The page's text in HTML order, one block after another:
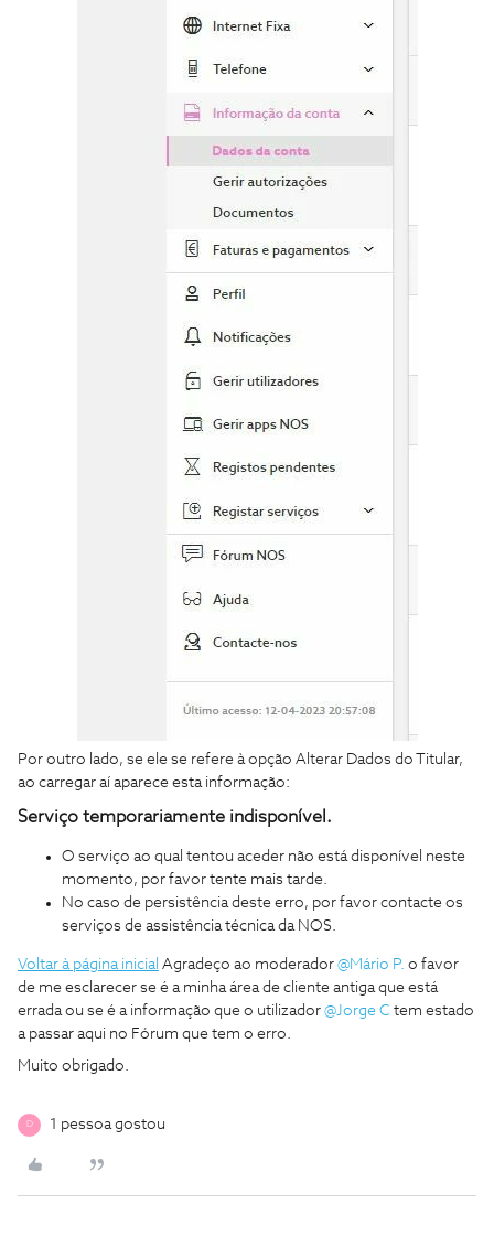
Por outro lado, se ele se refere à opção Alterar Dados do Titular,
ao carregar aí aparece esta informação:
Serviço temporariamente indisponível.
O serviço ao qual tentou aceder não está disponível neste
momento, por favor tente mais tarde.
No caso de persistência deste erro, por favor contacte os
serviços de assistência técnica da NOS.
Voltar à página inicial Agradeço ao moderador @Mário P. o favor
de me esclarecer se é a minha área de cliente antiga que está
errada ou se é a informação que o utilizador @Jorge C tem estado
a passar aqui no Fórum que tem o erro.
Muito obrigado.
D 1 pessoa gostou